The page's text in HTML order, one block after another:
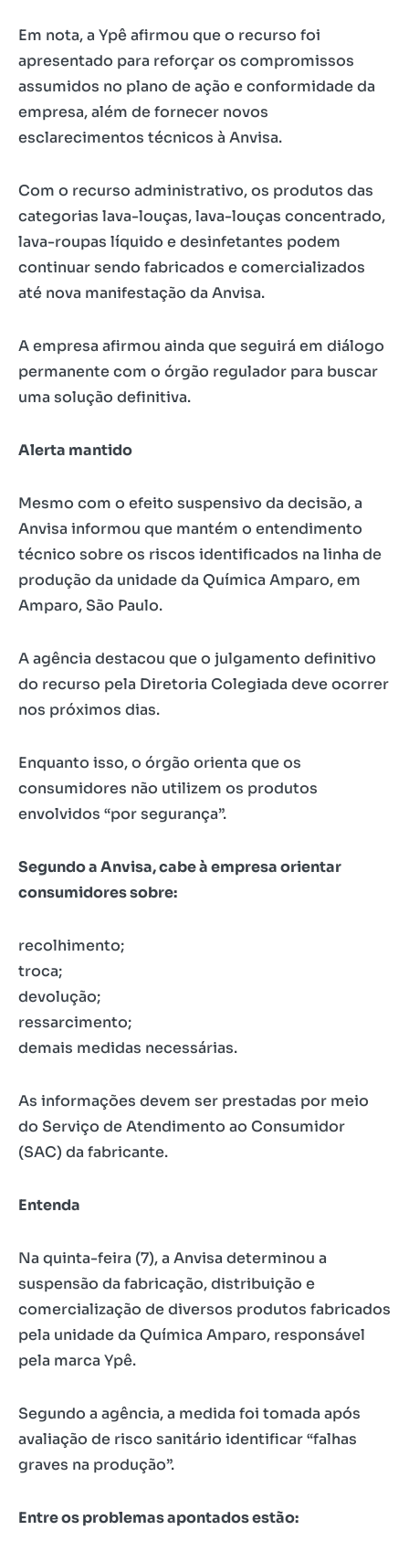
Em nota, a Ypê afirmou que o recurso foi
apresentado para reforçar os compromissos
assumidos no plano de ação e conformidade da
empresa, além de fornecer novos
esclarecimentos técnicos à Anvisa.
Com o recurso administrativo, os produtos das
categorias lava-louças, lava-louças concentrado,
lava-roupas líquido e desinfetantes podem
continuar sendo fabricados e comercializados
até nova manifestação da Anvisa.
A empresa afirmou ainda que seguirá em diálogo
permanente com o órgão regulador para buscar
uma solução definitiva.
Alerta mantido
Mesmo com o efeito suspensivo da decisão, a
Anvisa informou que mantém o entendimento
técnico sobre os riscos identificados na linha de
produção da unidade da Química Amparo, em
Amparo, São Paulo.
A agência destacou que o julgamento definitivo
do recurso pela Diretoria Colegiada deve ocorrer
nos próximos dias.
Enquanto isso, o órgão orienta que os
consumidores não utilizem os produtos
envolvidos “por segurança”.
Segundo a Anvisa, cabe à empresa orientar
consumidores sobre:
recolhimento;
troca;
devolução;
ressarcimento;
demais medidas necessárias.
As informações devem ser prestadas por meio
do Serviço de Atendimento ao Consumidor
(SAC) da fabricante.
Entenda
Na quinta-feira (7), a Anvisa determinou a
suspensão da fabricação, distribuição e
comercialização de diversos produtos fabricados
pela unidade da Química Amparo, responsável
pela marca Ypê.
Segundo a agência, a medida foi tomada após
avaliação de risco sanitário identificar “falhas
graves na produção”.
Entre os problemas apontados estão: